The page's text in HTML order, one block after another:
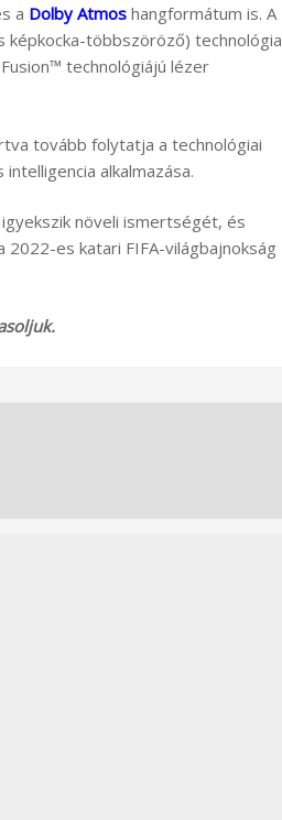
a Dolby Atmos hangformátum is. A
képkocka-többszöröző) technológia
technológiájú lézer
tovább folytatja a technológiai
alkalmazása.
növeli ismertségét, és
2022-es katari FIFA-világbajnokság